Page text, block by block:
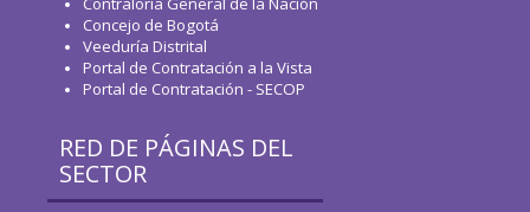
Concejo de Bogotá
Veeduría Distrital
Portal de Contratación a la Vista
Portal de Contratación - SECOP
RED DE PÁGINAS DEL
SECTOR